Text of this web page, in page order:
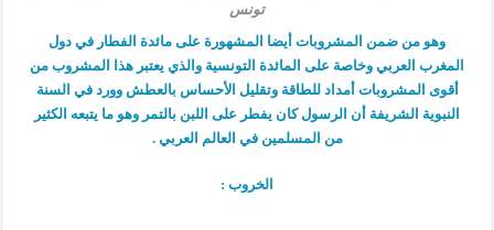
تونس
وهو من ضمن المشروبات أيضا المشهورة على مائدة الفطار في دول
المغرب العربي وخاصة على المائدة التونسية والذي يعتبر هذا المشروب من
أقوى المشروبات أمداد للطاقة وتقليل الأحساس بالعطش وورد في السنة
النبوية الشريفة أن الرسول كان يفطر على اللبن بالتمر وهو ما يتبعه الكثير
من المسلمين في العالم العربي .
الخروب :